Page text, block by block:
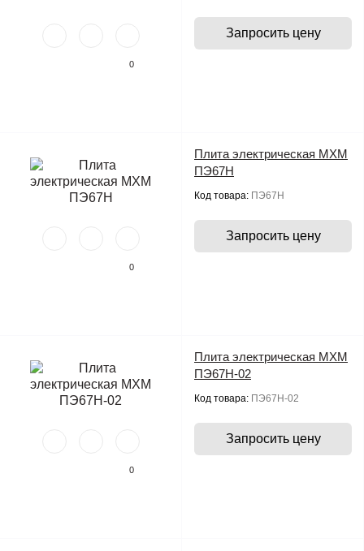
0
Запросить цену
0
Плита электрическая МХМ
ПЭ67Н
Код товара: ПЭ67Н
Запросить цену
0
Плита электрическая МХМ
ПЭ67Н-02
Код товара: ПЭ67Н-02
Запросить цену